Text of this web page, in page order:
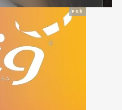
Pub